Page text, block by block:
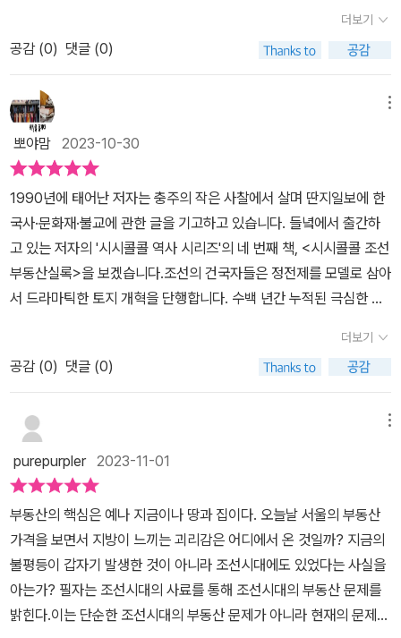
날 부동산 불평등 문제를 고민해 보게 합니다.사료를 현대적 감각으
로 재해석에 읽는 맛이 무척 좋은 <시시콜콜 조선부동산실록>입니
다. 재미있는 만화와 입담 좋은 작가의 스토리텔링을 만나보세요.​​​- 출
판사로부터 도서를 제공받았습니다
통해 지금의 상황을 돌아볼 수 있었던 책 [시시콜콜 조선부동산실록]
책과 부동산 시장을 고려해야 할 정부 여당이 이런 주장을 했다는 자
체가 충격이네요. 그동안 정부에서 추진하는 부동산 정책이 원하는
방향으로 흘러간 경우는 드물었지만 지금은 심각한 위기 상황이네요.
부동산 문제뿐 아니라 국가적으로 총제적 난국인 것 같아요. 조선의
부동산 역사를 살펴보면서 우리가 명심해야 할 건 공동체의 불평등을
외면하는 순간 절망의 구렁텅이에 빠진다는 사실인 것 같아요. 공정
은 우리에게 손해가 될 수도 있다는 사실을 받아들이는 데서 시작한
다는 저자의 말을 곱씹게 되네요. 개혁의 의미를 다시금 생각해봐야
할 시점이네요.
문에 답하는 건 쉽지 않다고 한다. 정약용조차도 자녀들에게 '무조건
서울에서 존버해라'는 조언을 남길 수밖에 없었던, 19세기 조선의 현
탄했던 정약용조차도 '내로남불'이었다. 성공적인 부동산 개혁은 '부
동산 불평등은 개혁되어야 한다'는 시민들의 절대적인 믿음과 인식
위에서 출발하였다. '내 집의 가격은 올라야 하지만, 국가 전체적으로
는 떨어졌으면 좋겠다'라는 환상에 젖어 있는 한, 부동산 불평등은 다
음 세대, 그다음 세대에도 해결되지 않고 오히려 심화할 것이다. 조선
사의 진짜 가치는 조선이라는 나라의 훌륭함이나 무능함에 있는 것이
아니라,상황이 다각도로 둘러볼 수 있는 수많은 사료에 있다고 생각
한다.이 책은 비전공자가 다루는 것이니만큼 여러 오류와 아쉬움이
있을 것이다. 부동산 문제는 저출생 문제처럼, 한 국가가 가진 총체적
질 가능성이 크다'우리의 삶은 땅위에서 전개되고 소멸하니까 때때로
사회주의나 아나키즘과 같은 땅에 대한 새로운 실험도 있었다. 우리
의 삶이 땅으로부터 자유로울 수 없다는 믿음, 나아가 땅으로부터 행
복을 수확할 수 있다는 믿음은 언제나 강력했다.역시나 조선의 이야
기를 하기전에 고려를 다루지 않을 수 없다고 하니 왠지 고려에 더 궁
금증이 생기게 된다. 조선의 토지 단위, 결부제주척은 중국의 고대국
가 주나라에서 쓰던 길이 단위, 조선은 주척을 현지화하여 사용 <경
국대전>에 따르면 주척의 길이 21,04센티미터로 이것으로 토지 면
적을 측량1평에 3,31제곱미터를 조선시대에는 다른 단위가 쓰였는데
이른바 결부제, 이러한 한계를 극복하기 위한 측량법이 결부제인데
결부제를 알아본다.그들이 꿈꿨던 유토피아는 어떤 모습인지 정도전
이 쓴 글을 보면 알 수 있고 결국 고려사를 통해 알 수 있고 안타깝게
규제지역으로 강한 부동산정책을 시행했으나 그 고통의 수혜자는 서
민들이 감당했고 사람들은 영끌이란 말이생길 정도로 빚을 내어 사기
시작한다. 국제경제위기에 금리는 치솟았고 사람들은 대출금 허덕이
며 산다. 과연 부동산 정책은 국가가 통제할 수 없는 사안이고 공유화
만이 대안 일까. 과거역사에서도 그릇된 부동산 정책으로 개혁에 실
패해 나라의 위기로 이어진 적이 있었다. 고려와 조선, 어떤 특권과 입
법자들의 정책, 관료의 실책이 그릇된 결과를 가져왔는지살펴보고 반
영해야 우리의 부동산은 올바른 방향으로 나갈 수 있을 것이다. 고려
시대, 확고한 토지 정리가 되지 않아 백성의 수탈과 같은 봉납이 이루
어져 굶어 죽는 백성이 많았다. 그래서 조선에서는 이를 개혁하고자
국유화를 시도하였으나 집권층의 기득권을 유지, 사익추구 같은 정책
으로 고려시대와 같이 백성이 고통을 받게 된다. 과전법에서관원유족
에게 지원했던 구분전과 같은 수신전, 불로소득과 같이 부모가 사망
시 자녀가 물려받는 휼양전, 개국공신에서 지급되는 사전인데 면세
많은 주택을 가져서 그 수를 제한했으나 넓이는 제한하지 못했고 토
지에 등급을 매겨 세수를 걷었으나 등급을 속여 백성이 세금을 더 많
이 내게 되었으며계약의 헛점으로 등기는 백성이지만 재건축으로 집
과 농지를 빼앗겨 소작농으로 전락하고 만다. 한양으로몰려드는 인구
에 사대문안의 전세는 흥행하고 지가는 상승하였으며 부동산을 소유
하고 있는 기득권만의 배를 불리는 꼴이었다. 전세사기, 레버리지 등
투자 부동산 폐단도 조선시대에도 있었던 일인데현대에서도 역사적
사실을 반면교사 하지 않고 포퓰리즘으로 식으로 급급하게 남발하는
더보기
공감 (0) 댓글 (0)
뽀야맘 2023-10-30
1990년에 태어난 저자는 충주의 작은 사찰에서 살며 딴지일보에 한
국사·문화재·불교에 관한 글을 기고하고 있습니다. 들녘에서 출간하
고 있는 저자의 '시시콜콜 역사 시리즈'의 네 번째 책, <시시콜콜 조선
부동산실록>을 보겠습니다.조선의 건국자들은 정전제를 모델로 삼아
서 드라마틱한 토지 개혁을 단행합니다. 수백 년간 누적된 극심한 불
런데 오백 년 동안 무슨 일이 있었는지, 너무나 땅이 많아 어디가 자기
땅인지도 모르는 양반과 자기 땅이라고는 한 평도 없어서 평생 소작
료를 내며 살아가는 소작농이 등장합니다. 1부에서는 조선 땅의 역사
를 다룹니다. 생산수단의 평등하고 공정한 분배를 통해 모두가 행복
한 나라를 꿈꿨던 조선의 시도가 어떻게 흘러갔는지를 알아봅니다.
'약간의 특권을 용인한 모든 토지의 국유화'와 '소규모 자영농의 육성
과 보호'가 개혁 의지였으나 자그마한 예외 규정을 비틀어 제도와 시
스템에 구멍을 낸 사람들, 그들을 비판하면서도 그 방법을 조금씩 변
용하여 법의 그물에 걸리지 않는 길을 찾아낸 사람들, 어느새 그들의
방식을 표준으로 받아들인 사람들 덕분에 개혁제도는 부패의 온상이
되었습니다. 2부에서는 조선 집의 역사를 다룹니다. 집과 땅의 권리
와 소유가 명백하게 분리된 현대와 달리, 조선에서는 집에 대한 권리
더보기
공감 (0) 댓글 (0)
purepurpler2023-11-01
부동산의 핵심은 예나 지금이나 땅과 집이다. 오늘날 서울의 부동산
가격을 보면서 지방이 느끼는 괴리감은 어디에서 온 것일까? 지금의
불평등이 갑자기 발생한 것이 아니라 조선시대에도 있었다는 사실을
아는가? 필자는 조선시대의 사료를 통해 조선시대의 부동산 문제를
밝힌다.이는 단순한 조선시대의 부동산 문제가 아니라 현재의 문제와